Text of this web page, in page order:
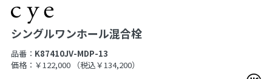
シングルワンホール混合栓
品番： K87410JV-MDP-13
価格：￥122,000
（税込￥134,200）